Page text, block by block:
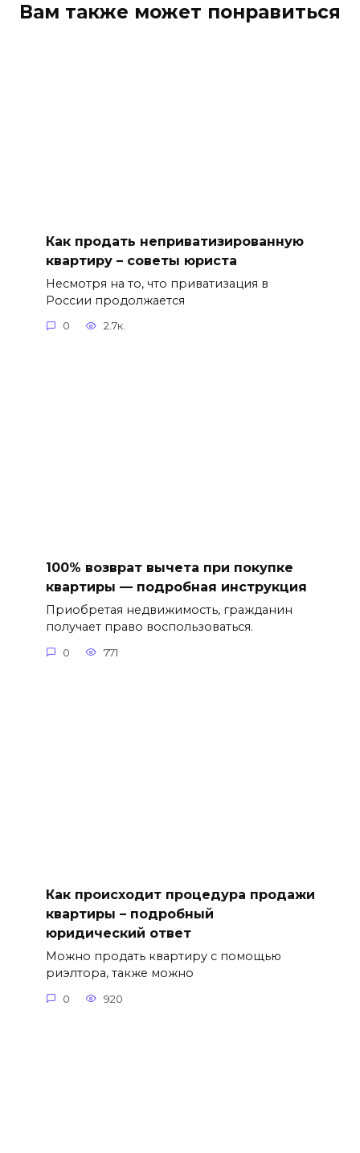
Вам также может понравиться
Как продать неприватизированную
квартиру – советы юриста
Несмотря на то, что приватизация в
России продолжается
0 2.7к.
100% возврат вычета при покупке
квартиры — подробная инструкция
Приобретая недвижимость, гражданин
получает право воспользоваться.
0 771
Как происходит процедура продажи
квартиры – подробный
юридический ответ
Можно продать квартиру с помощью
риэлтора, также можно
0 920